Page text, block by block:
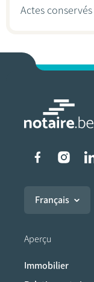
Actes
Liens
Français
Aperçu
Immobilier